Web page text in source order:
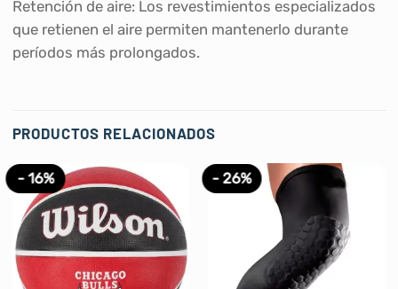
Retención de aire: Los revestimientos especializados
que retienen el aire permiten mantenerlo durante
períodos más prolongados.
PRODUCTOS RELACIONADOS
- 16% - 26%